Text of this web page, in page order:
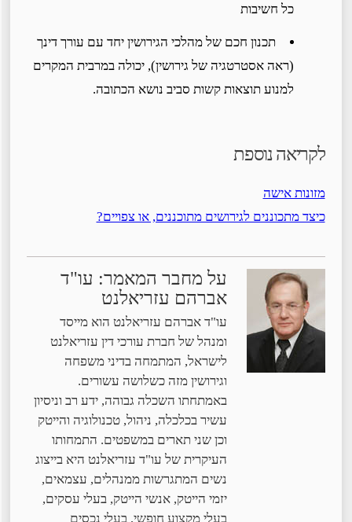
כל חשיבות
תכנון חכם של מהלכי הגירושין יחד עם עורך דינך
(ראה אסטרטגיה של גירושין), יכולה במרבית המקרים
למנוע תוצאות קשות סביב נושא הכתובה.
לקריאה נוספת
מזונות אישה
כיצד מתכוננים לגירושים מתוכננים, או צפויים?
על מחבר המאמר: עו"ד
אברהם עזריאלנט
עו"ד אברהם עזריאלנט הוא מייסד
ומנהל של חברת עורכי דין עזריאלנט
לישראל, המתמחה בדיני משפחה
וגירושין מזה כשלושה עשורים.
באמתחתו השכלה גבוהה, ידע רב וניסיון
עשיר בכלכלה, ניהול, טכנולוגיה והייטק
וכן שני תארים במשפטים. התמחותו
העיקרית של עו"ד עזריאלנט היא בייצוג
נשים המתגרשות ממנהלים, עצמאים,
יזמי הייטק, אנשי הייטק, בעלי עסקים,
בעלי מקצוע חופשי, בעלי נכסים